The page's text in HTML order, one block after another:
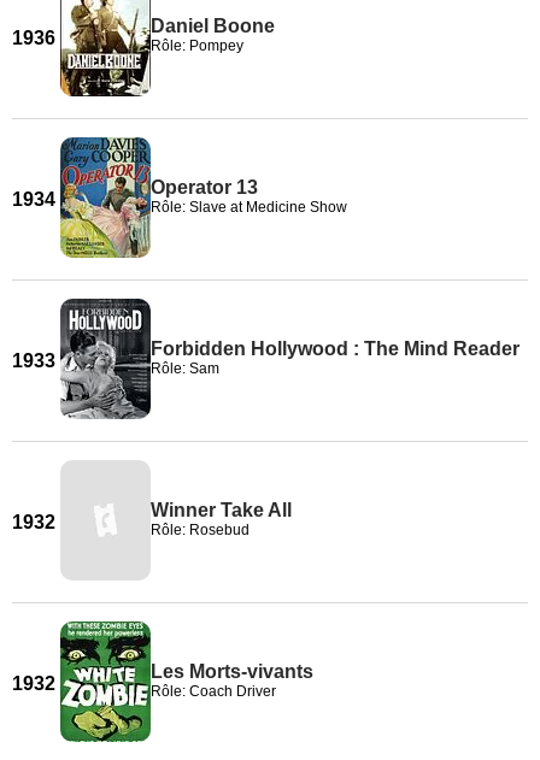
1936
Daniel Boone
Rôle: Pompey
1934
Operator 13
Rôle: Slave at Medicine Show
1933
Forbidden Hollywood : The Mind Reader
Rôle: Sam
1932
Winner Take All
Rôle: Rosebud
1932
Les Morts-vivants
Rôle: Coach Driver